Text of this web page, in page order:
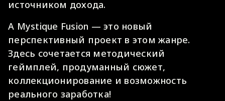
источником дохода.
А Mystique Fusion — это новый
перспективный проект в этом жанре.
Здесь сочетается методический
геймплей, продуманный сюжет,
коллекционирование и возможность
реального заработка!